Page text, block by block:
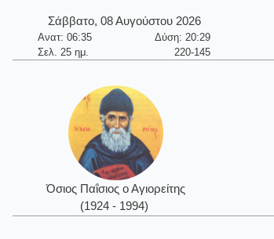
Σάββατο, 08 Αυγούστου 2026
Ανατ: 06:35
Δύση: 20:29
Σελ. 25 ημ.
220-145
Όσιος Παΐσιος ο Αγιορείτης
(1924 - 1994)